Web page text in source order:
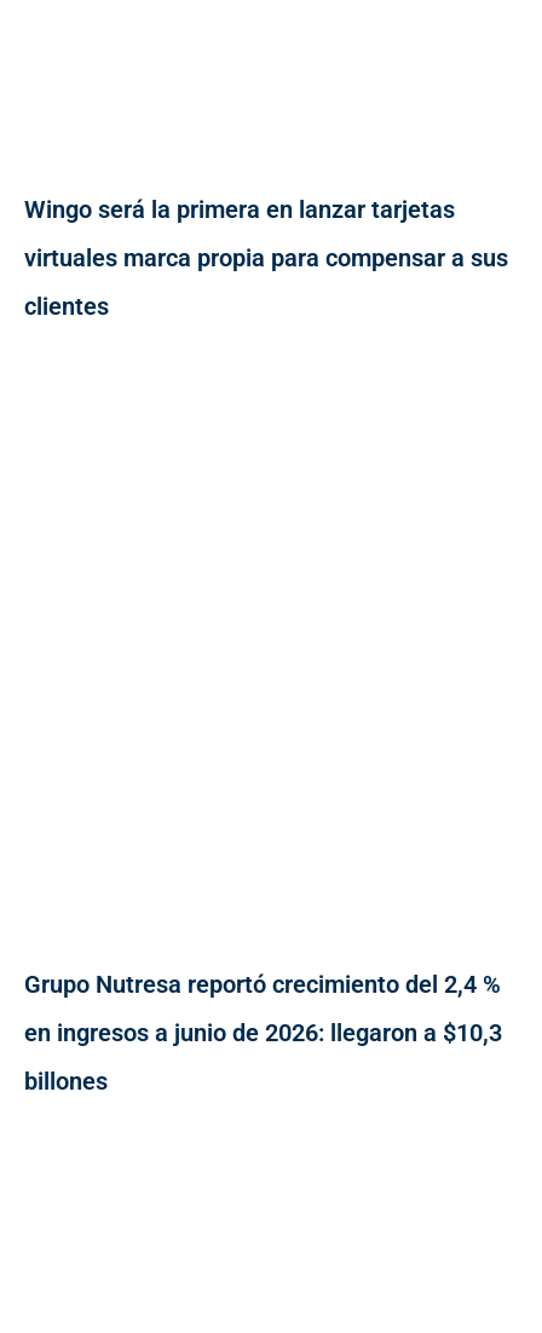
Wingo será la primera en lanzar tarjetas
virtuales marca propia para compensar a sus
clientes
Grupo Nutresa reportó crecimiento del 2,4 %
en ingresos a junio de 2026: llegaron a $10,3
billones